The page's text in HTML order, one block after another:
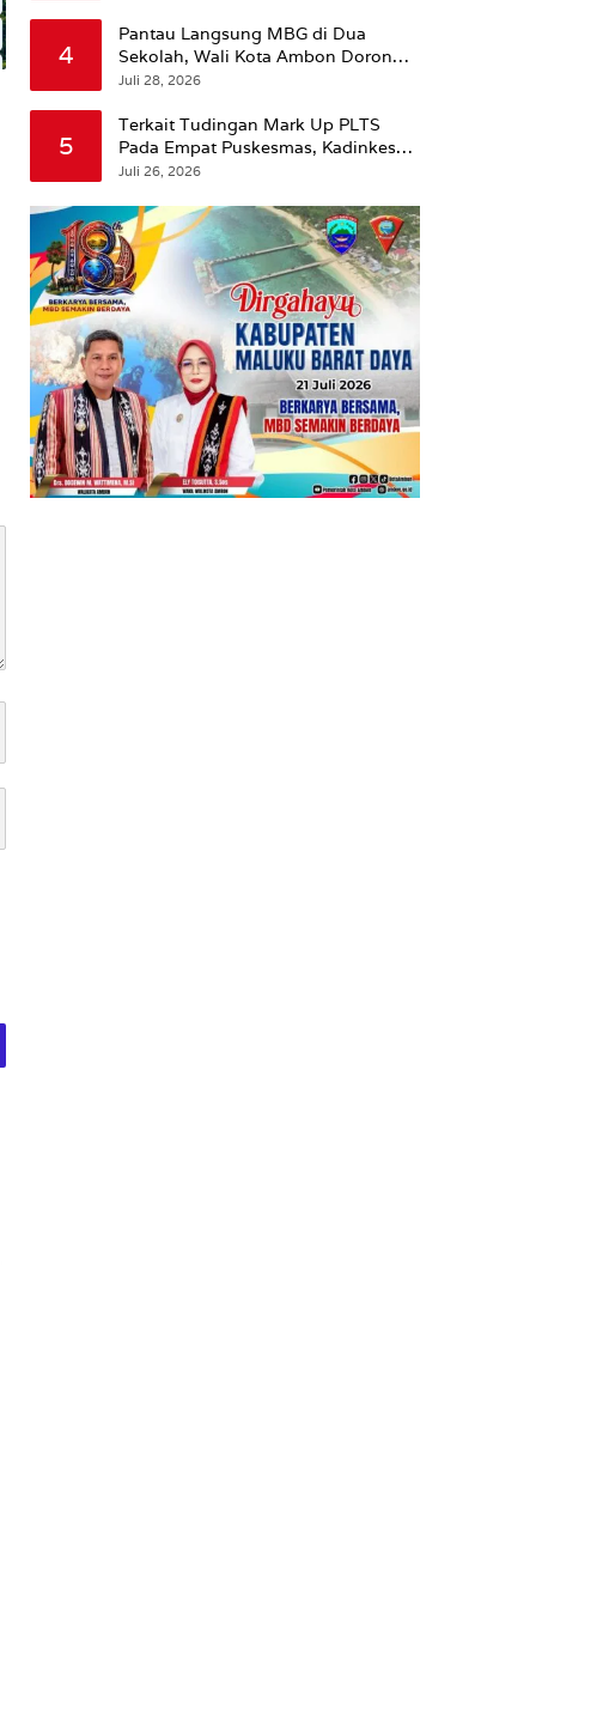
4
Pantau Langsung MBG di Dua
Sekolah, Wali Kota Ambon Dorong
Pemerataan Hingga Wilayah
Juli 28, 2026
5
Terkait Tudingan Mark Up PLTS
Pada Empat Puskesmas, Kadinkes
Ambon Beri Klarifikasi.
Juli 26, 2026